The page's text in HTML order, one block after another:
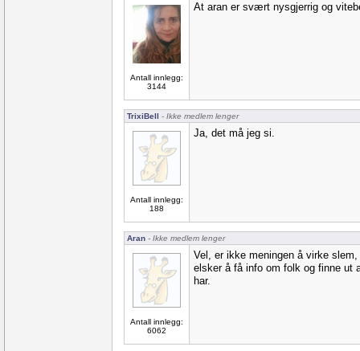
Antall innlegg:
3144
At aran er svært nysgjerrig og
TrixiBell - Ikke medlem lenger
Antall innlegg:
188
Ja, det må jeg si.
Aran - Ikke medlem lenger
Antall innlegg:
6062
Vel, er ikke meningen å virke
elsker å få info om folk og finne ut
har.